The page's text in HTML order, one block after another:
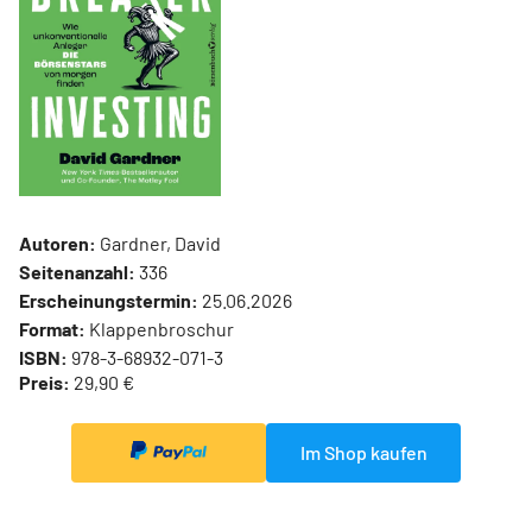
Autoren: Gardner, David
Seitenanzahl: 336
Erscheinungstermin: 25.06.2026
Format: Klappenbroschur
ISBN: 978-3-68932-071-3
Preis: 29,90 €
Im Shop kaufen